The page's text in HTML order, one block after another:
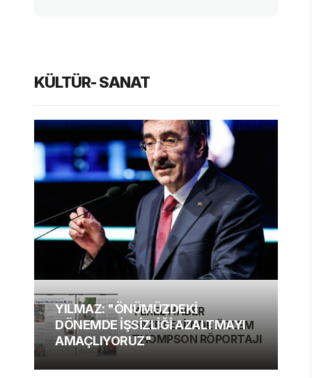
KÜLTÜR- SANAT
YILMAZ: "ÖNÜMÜZDEKİ
DÖNEMDE İŞSİZLİĞİ AZALTMAYI
AMAÇLIYORUZ"
YEREL HABER
GAZETESİ'NDE ÖZLEM
THOMPSON RÖPORTAJI